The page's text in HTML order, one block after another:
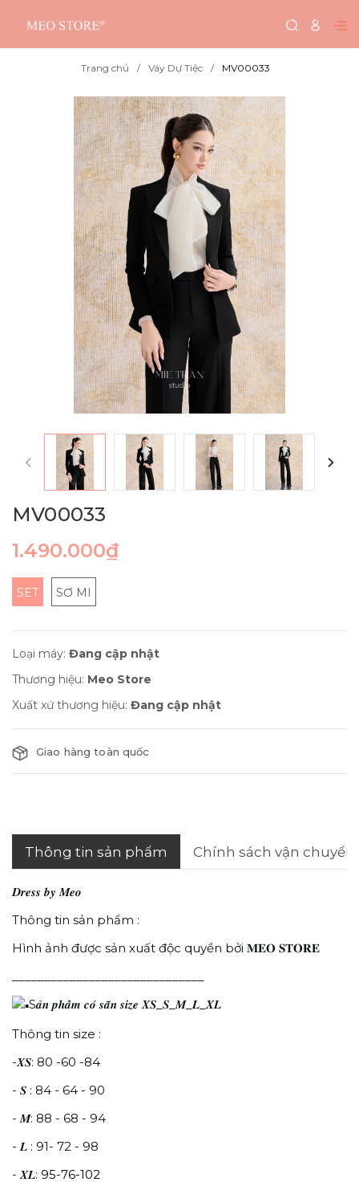
Trang chủ Váy Dự Tiệc MV00033
MV00033
1.490.000₫
SET SƠ MI
Loại máy: Đang cập nhật
Thương hiệu: Meo Store
Xuất xứ thương hiệu: Đang cập nhật
Giao hàng toàn quốc
Thông tin sản phẩm Chính sách vận chuyển
𝑫𝒓𝒆𝒔𝒔 𝒃𝒚 𝑴𝒆𝒐
Thông tin sản phẩm :
Hình ảnh được sản xuất độc quyền bởi 𝐌𝐄𝐎 𝐒𝐓𝐎𝐑𝐄
S𝒂̉𝒏 𝒑𝒉𝒂̂̉𝒎 𝒄𝒐́ 𝒔𝒂̆̃𝒏 𝒔𝒊𝒛𝒆 𝑿𝑺_𝑺_𝑴_𝑳_𝑿𝑳
Thông tin size :
-𝑿𝑺: 80 -60 -84
- 𝑺 : 84 - 64 - 90
- 𝑴: 88 - 68 - 94
- 𝑳 : 91- 72 - 98
- 𝑿𝑳: 95-76-102